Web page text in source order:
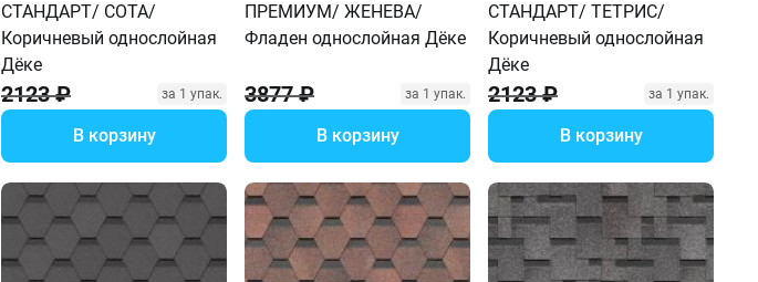
СТАНДАРТ/ СОТА/
Коричневый однослойная
Дёке
2123 ₽ за 1 упак.
В корзину
ПРЕМИУМ/ ЖЕНЕВА/
Фладен однослойная Дёке
3877 ₽ за 1 упак.
В корзину
СТАНДАРТ/ ТЕТРИС/
Коричневый однослойная
Дёке
2123 ₽ за 1 упак.
В корзину